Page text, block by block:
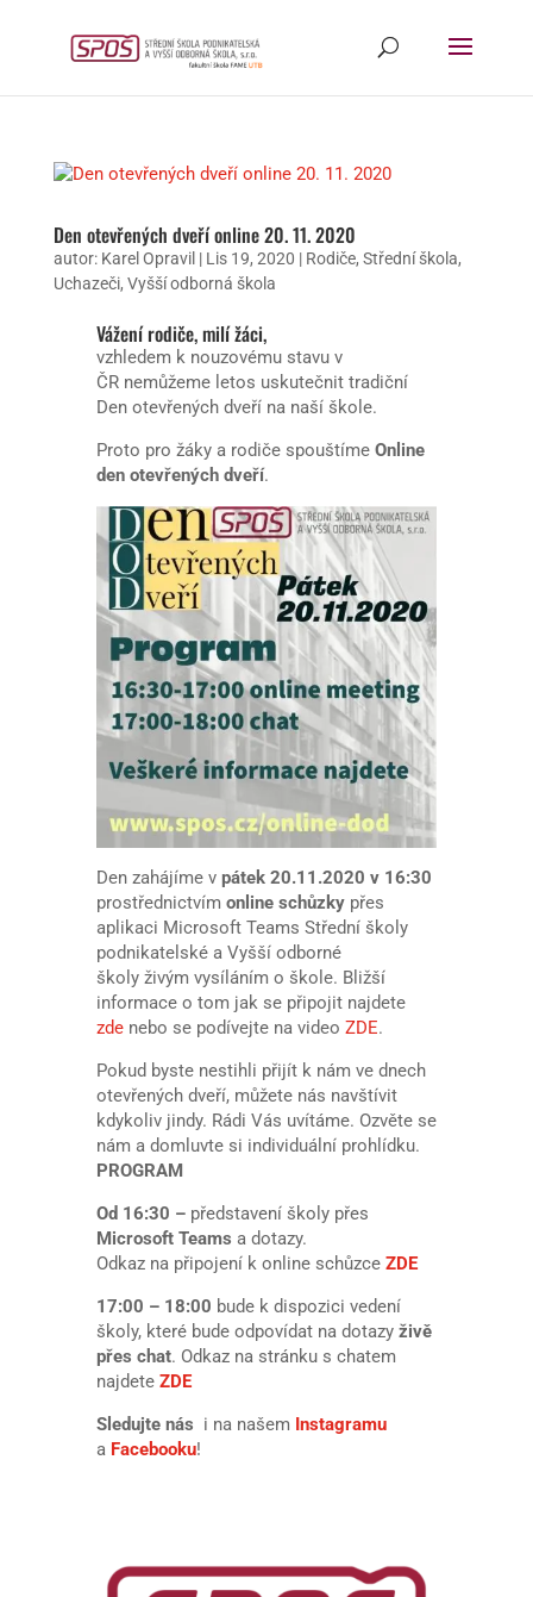
Den otevřených dveří online 20. 11. 2020
autor: Karel Opravil | Lis 19, 2020 | Rodiče, Střední škola,
Uchazeči, Vyšší odborná škola
Vážení rodiče, milí žáci,
vzhledem k nouzovému stavu v
ČR nemůžeme letos uskutečnit tradiční
Den otevřených dveří na naší škole.
Proto pro žáky a rodiče spouštíme Online
den otevřených dveří.
Den zahájíme v pátek 20.11.2020 v 16:30
prostřednictvím online schůzkypřes
aplikaci Microsoft Teams Střední školy
podnikatelské a Vyšší odborné
školy živým vysíláním o škole. Bližší
informace o tom jak se připojit najdete
zde nebo se podívejte na video ZDE.
Pokud byste nestihli přijít k nám ve dnech
otevřených dveří, můžete nás navštívit
kdykoliv jindy. Rádi Vás uvítáme. Ozvěte se
nám a domluvte si individuální prohlídku.
PROGRAM
Od 16:30 – představení školy přes
Microsoft Teams a dotazy.
Odkaz na připojení k online schůzce ZDE
17:00 – 18:00 bude k dispozici vedení
školy, které bude odpovídat na dotazy živě
přes chat. Odkaz na stránku s chatem
najdete ZDE
Sledujte nás i na našem Instagramu
a Facebooku!